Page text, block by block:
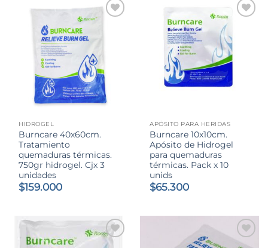
HIDROGEL
Burncare 40x60cm.
Tratamiento
quemaduras térmicas.
750gr hidrogel. Cjx 3
unidades
$159.000
APÓSITO PARA HERIDAS
Burncare 10x10cm.
Apósito de Hidrogel
para quemaduras
térmicas. Pack x 10
unids
$65.300